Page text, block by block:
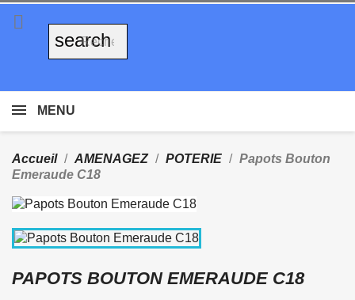

search
MENU
Accueil AMENAGEZ POTERIE
Papots Bouton
Emeraude C18
PAPOTS BOUTON EMERAUDE C18